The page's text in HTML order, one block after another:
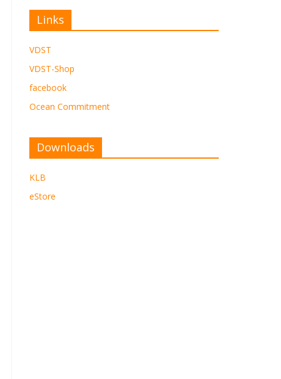
Links
VDST
VDST-Shop
facebook
Ocean Commitment
Downloads
KLB
eStore